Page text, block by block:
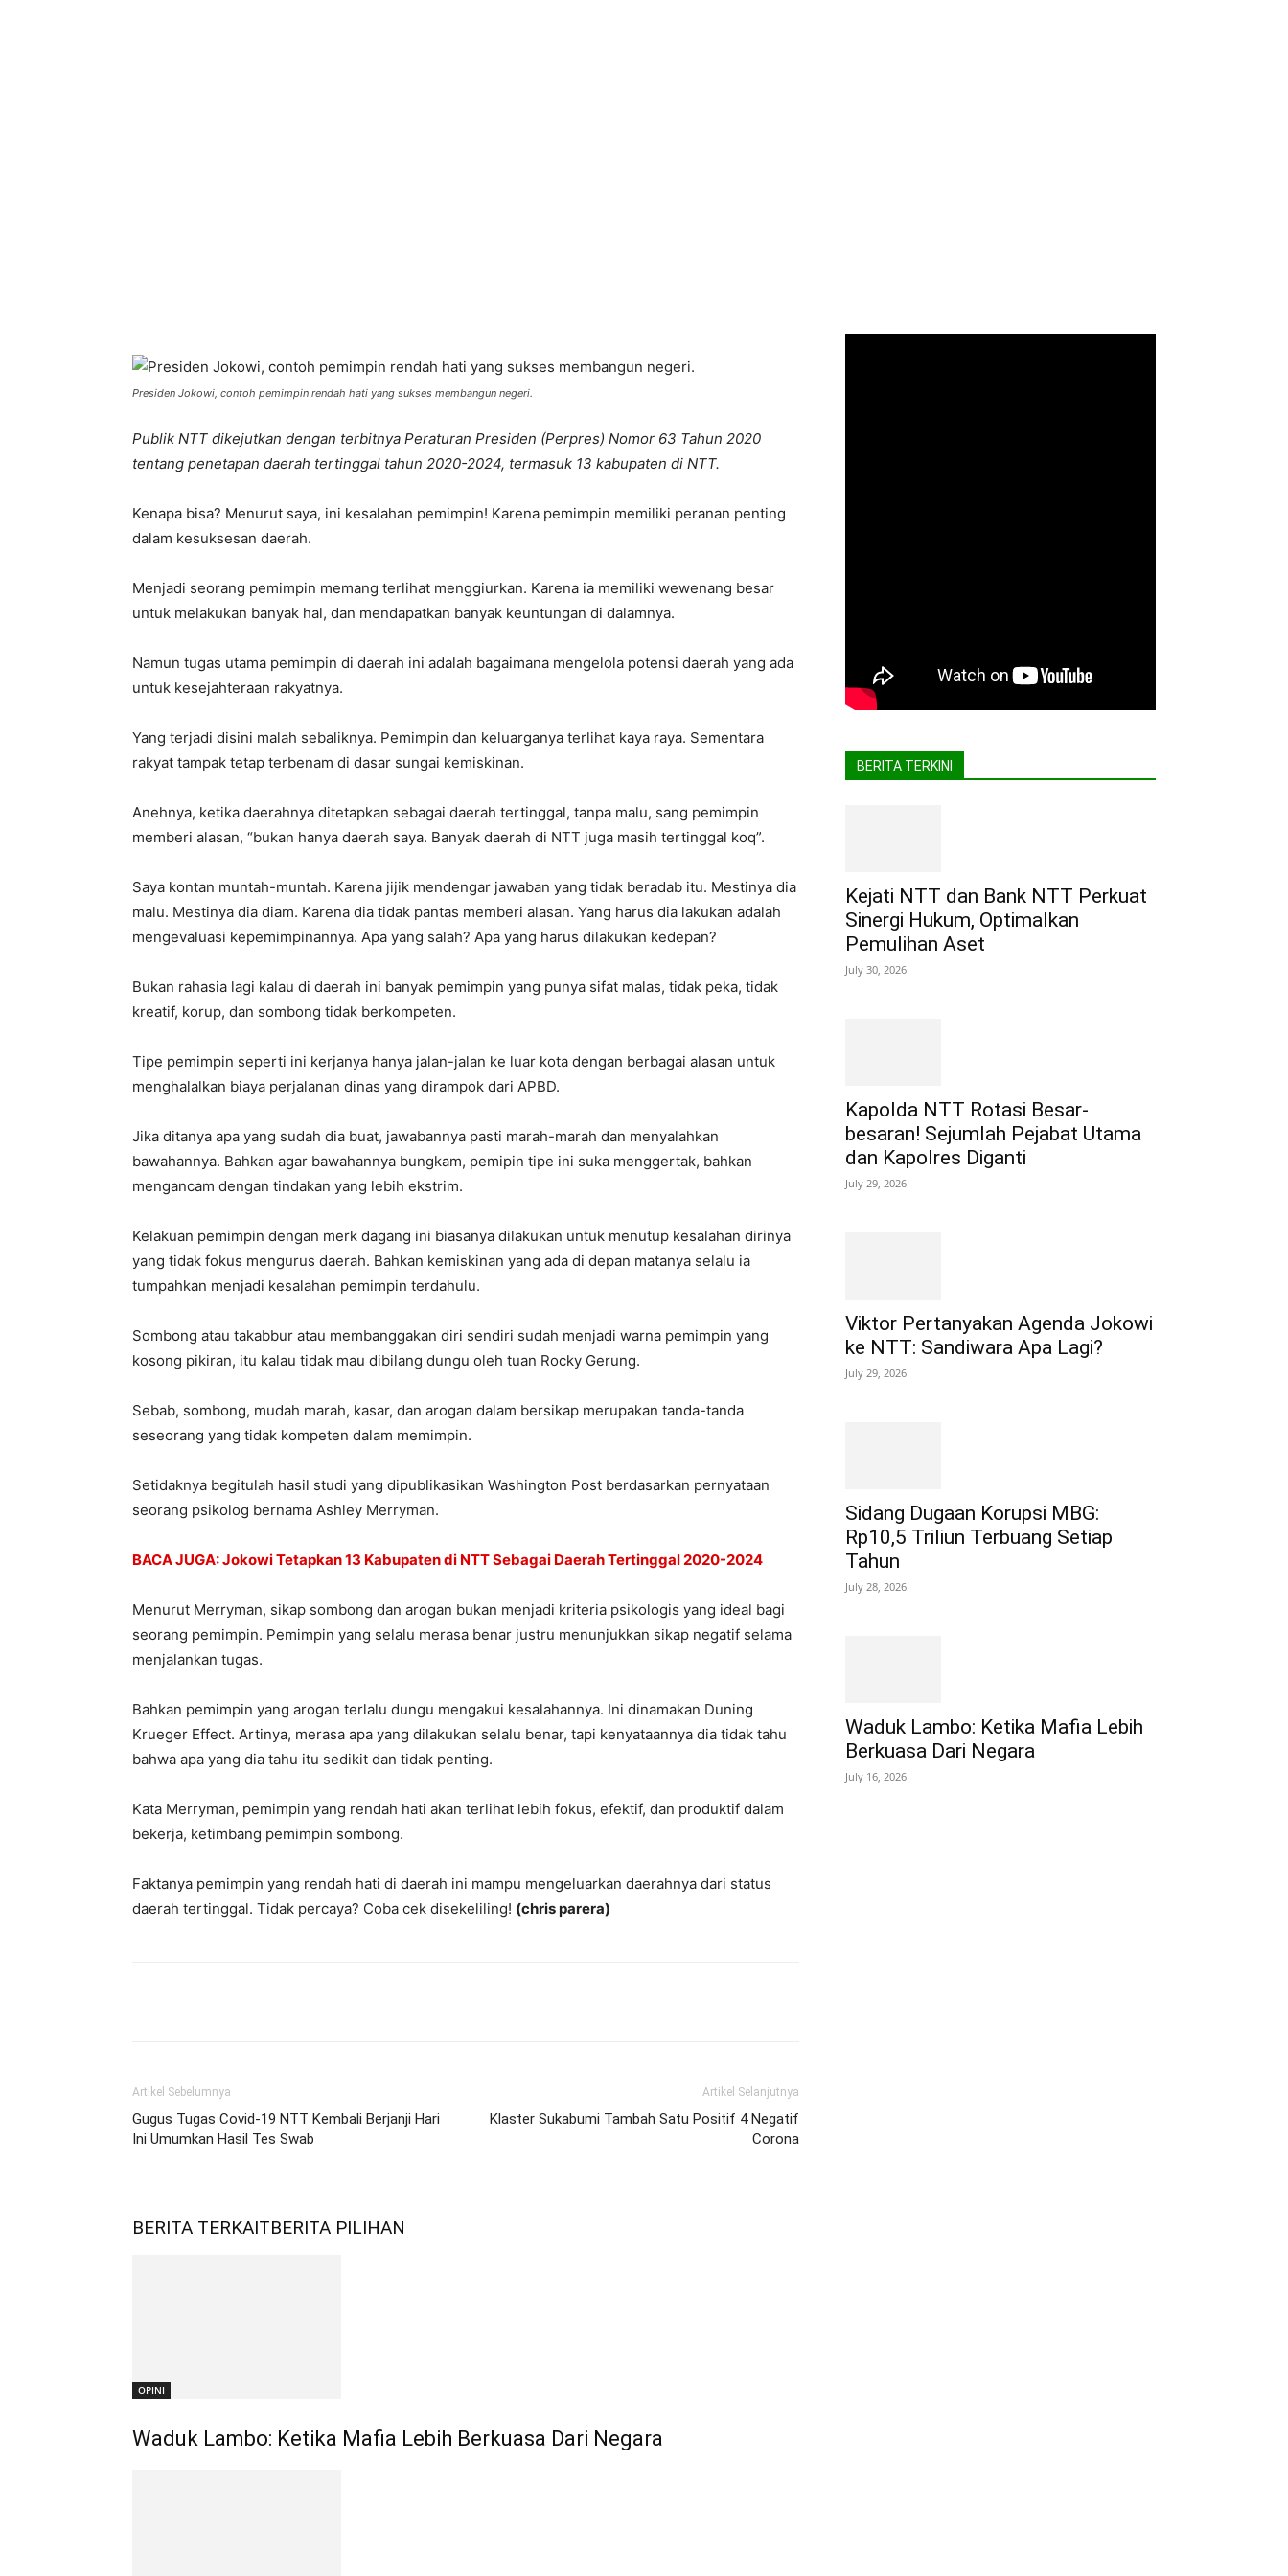
Presiden Jokowi, contoh pemimpin rendah hati yang sukses membangun negeri.
Publik NTT dikejutkan dengan terbitnya Peraturan Presiden (Perpres) Nomor 63 Tahun 2020
tentang penetapan daerah tertinggal tahun 2020-2024, termasuk 13 kabupaten di NTT.
Kenapa bisa? Menurut saya, ini kesalahan pemimpin! Karena pemimpin memiliki peranan penting
dalam kesuksesan daerah.
Menjadi seorang pemimpin memang terlihat menggiurkan. Karena ia memiliki wewenang besar
untuk melakukan banyak hal, dan mendapatkan banyak keuntungan di dalamnya.
Namun tugas utama pemimpin di daerah ini adalah bagaimana mengelola potensi daerah yang ada
untuk kesejahteraan rakyatnya.
Yang terjadi disini malah sebaliknya. Pemimpin dan keluarganya terlihat kaya raya. Sementara
rakyat tampak tetap terbenam di dasar sungai kemiskinan.
Anehnya, ketika daerahnya ditetapkan sebagai daerah tertinggal, tanpa malu, sang pemimpin
memberi alasan, “bukan hanya daerah saya. Banyak daerah di NTT juga masih tertinggal koq”.
Saya kontan muntah-muntah. Karena jijik mendengar jawaban yang tidak beradab itu. Mestinya dia
malu. Mestinya dia diam. Karena dia tidak pantas memberi alasan. Yang harus dia lakukan adalah
mengevaluasi kepemimpinannya. Apa yang salah? Apa yang harus dilakukan kedepan?
Bukan rahasia lagi kalau di daerah ini banyak pemimpin yang punya sifat malas, tidak peka, tidak
kreatif, korup, dan sombong tidak berkompeten.
Tipe pemimpin seperti ini kerjanya hanya jalan-jalan ke luar kota dengan berbagai alasan untuk
menghalalkan biaya perjalanan dinas yang dirampok dari APBD.
Jika ditanya apa yang sudah dia buat, jawabannya pasti marah-marah dan menyalahkan
bawahannya. Bahkan agar bawahannya bungkam, pemipin tipe ini suka menggertak, bahkan
mengancam dengan tindakan yang lebih ekstrim.
Kelakuan pemimpin dengan merk dagang ini biasanya dilakukan untuk menutup kesalahan dirinya
yang tidak fokus mengurus daerah. Bahkan kemiskinan yang ada di depan matanya selalu ia
tumpahkan menjadi kesalahan pemimpin terdahulu.
Sombong atau takabbur atau membanggakan diri sendiri sudah menjadi warna pemimpin yang
kosong pikiran, itu kalau tidak mau dibilang dungu oleh tuan Rocky Gerung.
Sebab, sombong, mudah marah, kasar, dan arogan dalam bersikap merupakan tanda-tanda
seseorang yang tidak kompeten dalam memimpin.
Setidaknya begitulah hasil studi yang dipublikasikan Washington Post berdasarkan pernyataan
seorang psikolog bernama Ashley Merryman.
BACA JUGA: Jokowi Tetapkan 13 Kabupaten di NTT Sebagai Daerah Tertinggal 2020-2024
Menurut Merryman, sikap sombong dan arogan bukan menjadi kriteria psikologis yang ideal bagi
seorang pemimpin. Pemimpin yang selalu merasa benar justru menunjukkan sikap negatif selama
menjalankan tugas.
Bahkan pemimpin yang arogan terlalu dungu mengakui kesalahannya. Ini dinamakan Duning
Krueger Effect. Artinya, merasa apa yang dilakukan selalu benar, tapi kenyataannya dia tidak tahu
bahwa apa yang dia tahu itu sedikit dan tidak penting.
Kata Merryman, pemimpin yang rendah hati akan terlihat lebih fokus, efektif, dan produktif dalam
bekerja, ketimbang pemimpin sombong.
Faktanya pemimpin yang rendah hati di daerah ini mampu mengeluarkan daerahnya dari status
daerah tertinggal. Tidak percaya? Coba cek disekeliling! (chris parera)
Artikel Sebelumnya
Gugus Tugas Covid-19 NTT Kembali Berjanji Hari
Ini Umumkan Hasil Tes Swab
Artikel Selanjutnya
Klaster Sukabumi Tambah Satu Positif 4 Negatif
Corona
BERITA TERKAITBERITA PILIHAN
OPINI
Waduk Lambo: Ketika Mafia Lebih Berkuasa Dari Negara
BERITA TERKINI
Kejati NTT dan Bank NTT Perkuat
Sinergi Hukum, Optimalkan
Pemulihan Aset
July 30, 2026
Kapolda NTT Rotasi Besar-
besaran! Sejumlah Pejabat Utama
dan Kapolres Diganti
July 29, 2026
Viktor Pertanyakan Agenda Jokowi
ke NTT: Sandiwara Apa Lagi?
July 29, 2026
Sidang Dugaan Korupsi MBG:
Rp10,5 Triliun Terbuang Setiap
Tahun
July 28, 2026
Waduk Lambo: Ketika Mafia Lebih
Berkuasa Dari Negara
July 16, 2026